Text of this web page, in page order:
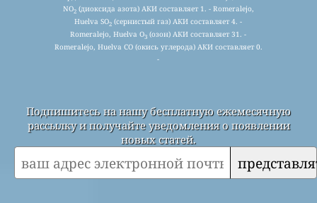
NO2(диоксида азота) АКИ составляет 1. - Romeralejo,
Huelva SO2 (сернистый газ) АКИ составляет 4. -
Romeralejo, Huelva O3 (озон) АКИ составляет 31. -
Romeralejo, Huelva CO (окись углерода) АКИ составляет 0.
-
Подпишитесь на нашу бесплатную ежемесячную
рассылку и получайте уведомления о появлении
новых статей.